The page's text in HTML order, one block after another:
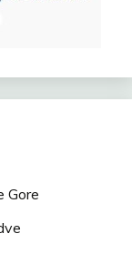
Gore